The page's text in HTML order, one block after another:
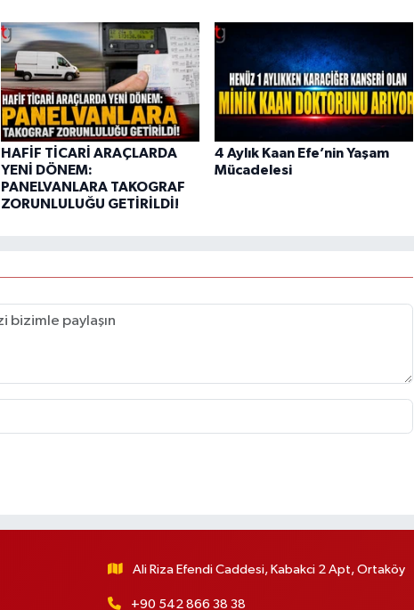
HAFİF TİCARİ ARAÇLARDA
YENİ DÖNEM:
PANELVANLARA TAKOGRAF
ZORUNLULUĞU GETİRİLDİ!
4 Aylık Kaan Efe’nin Yaşam
Mücadelesi
Ali Riza Efendi Caddesi, Kabakci 2 Apt, Ortaköy
+90 542 866 38 38